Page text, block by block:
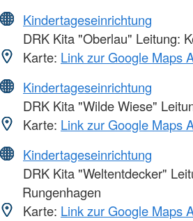
Kindertageseinrichtung
DRK Kita "Oberlau" Leitung:
Karte: Link zur Google Maps
Kindertageseinrichtung
DRK Kita "Wilde Wiese"
Karte: Link zur Google Maps
Kindertageseinrichtung
DRK Kita "Weltentdecker"
Rungenhagen
Karte: Link zur Google Maps